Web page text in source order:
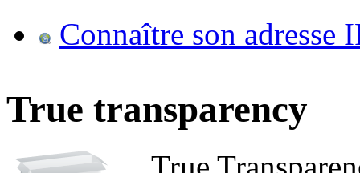
Connaître son adresse
True transparency
True